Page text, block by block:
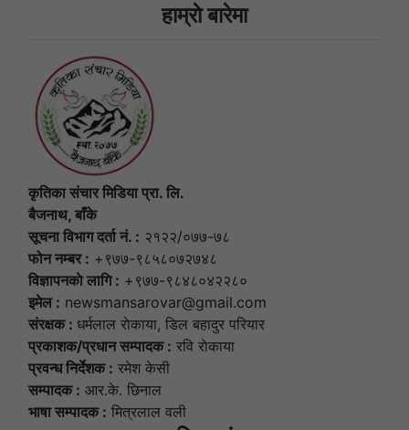
हाम्राे बारेमा
कृतिका संचार मिडिया प्रा. लि.
बैजनाथ, बाँके
सूचना विभाग दर्ता नं. : २१२२/०७७-७८
फोन नम्बर : +९७७-९८५८०७२७४८
विज्ञापनकाे लागि : +९७७-९८४८०४२२८०
इमेल : newsmansarovar@gmail.com
संरक्षक : धर्मलाल राेकाया, डिल बहादुर परियार
प्रकाशक/प्रधान सम्पादक : रवि राेकाया
प्रवन्ध निर्देशक : रमेश केसी
सम्पादक : आर.के. छिनाल
भाषा सम्पादक : मित्रलाल वली